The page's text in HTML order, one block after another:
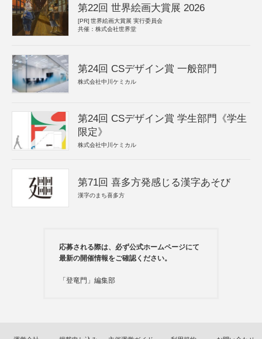
第22回 世界絵画大賞展 2026
[PR] 世界絵画大賞展 実行委員会
共催：株式会社世界堂
第24回 CSデザイン賞 一般部門
株式会社中川ケミカル
第24回 CSデザイン賞 学生部門《学生
限定》
株式会社中川ケミカル
第71回 喜多方発感じる漢字あそび
漢字のまち喜多方
応募される際は、必ず公式ホームページにて
最新の開催情報をご確認ください。
「登竜門」編集部